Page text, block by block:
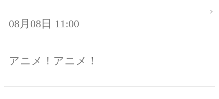
08月08日 11:00
アニメ！アニメ！